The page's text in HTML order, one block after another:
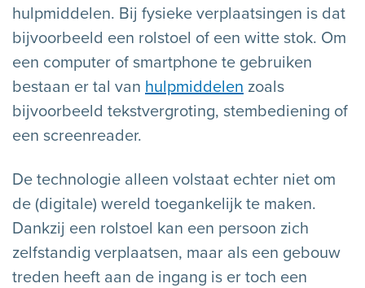
hulpmiddelen. Bij fysieke verplaatsingen is dat
bijvoorbeeld een rolstoel of een witte stok. Om
een computer of smartphone te gebruiken
bestaan er tal van hulpmiddelen zoals
bijvoorbeeld tekstvergroting, stembediening of
een screenreader.
De technologie alleen volstaat echter niet om
de (digitale) wereld toegankelijk te maken.
Dankzij een rolstoel kan een persoon zich
zelfstandig verplaatsen, maar als een gebouw
treden heeft aan de ingang is er toch een